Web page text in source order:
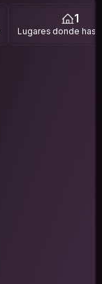
1
Lugares donde has